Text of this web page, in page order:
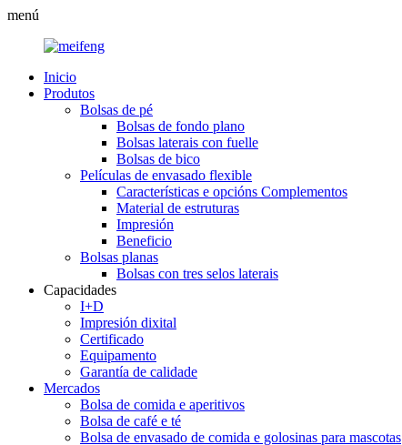
menú
Inicio
Produtos
Bolsas de pé
Bolsas de fondo plano
Bolsas laterais con fuelle
Bolsas de bico
Películas de envasado flexible
Características e opcións Complementos
Material de estruturas
Impresión
Beneficio
Bolsas planas
Bolsas con tres selos laterais
Capacidades
I+D
Impresión dixital
Certificado
Equipamento
Garantía de calidade
Mercados
Bolsa de comida e aperitivos
Bolsa de café e té
Bolsa de envasado de comida e golosinas para mascotas